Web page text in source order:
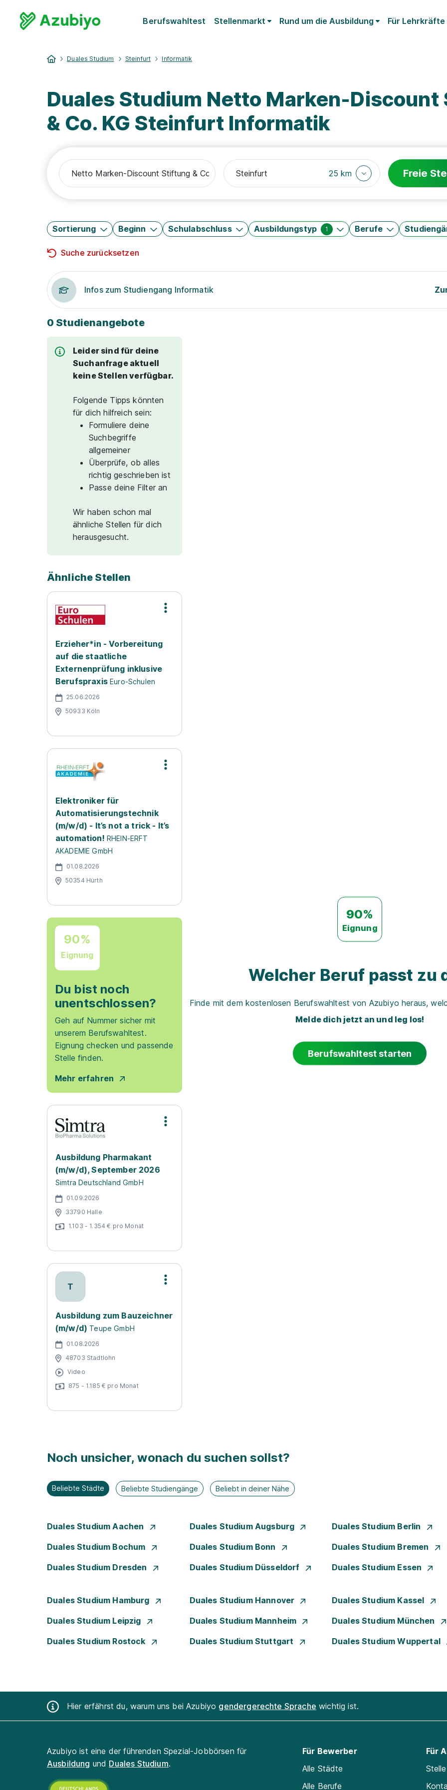
Berufswahltest Stellenmarkt Rund um die Ausbildung Für Lehrkräfte
Duales Studium Steinfurt Informatik
Duales Studium Netto Marken-
& Co. KG Steinfurt Informatik
25 km Freie
Sortierung Beginn Schulabschluss Ausbildungstyp 1 Berufe
Suche zurücksetzen
Infos zum Studiengang Informatik
0 Studienangebote
Leider sind für deine
Suchanfrage aktuell
keine Stellen verfügbar.
Folgende Tipps könnten
für dich hilfreich sein:
Formuliere deine
Suchbegriffe
allgemeiner
Überprüfe, ob alles
richtig geschrieben ist
Passe deine Filter an
Wir haben schon mal
ähnliche Stellen für dich
herausgesucht.
Ähnliche Stellen
Erzieher*in - Vorbereitung
auf die staatliche
Externenprüfung inklusive
Berufspraxis Euro-Schulen
25.06.2026
50933 Köln
Elektroniker für
Automatisierungstechnik
(m/w/d) - It’s not a trick - It’s
automation! RHEIN-ERFT
AKADEMIE GmbH
01.08.2026
50354 Hürth
90%
Eignung
Du bist noch
unentschlossen?
Geh auf Nummer sicher mit
unserem Berufswahltest.
Eignung checken und passende
Stelle finden.
Mehr erfahren
Ausbildung Pharmakant
(m/w/d), September 2026
Simtra Deutschland GmbH
01.09.2026
33790 Halle
1.103 - 1.354 € pro Monat
T
Ausbildung zum Bauzeichner
(m/w/d) Teupe GmbH
01.08.2026
48703 Stadtlohn
Video
875 - 1.185 € pro Monat
90%
Eignung
Welcher Beruf passt zu
Finde mit dem kostenlosen Berufswahltest von Azubiyo heraus,
Melde dich jetzt an und leg los!
Berufswahltest starten
Noch unsicher, wonach du suchen sollst?
Beliebte Städte Beliebte Studiengänge Beliebt in deiner Nähe
Duales Studium Aachen Duales Studium Augsburg Duales Studium Berlin
Duales Studium Bochum Duales Studium Bonn Duales Studium Bremen
Duales Studium Dresden Duales Studium Düsseldorf Duales Studium Essen
Duales Studium Hamburg Duales Studium Hannover Duales Studium Kassel
Duales Studium Leipzig Duales Studium Mannheim Duales Studium München
Duales Studium Rostock Duales Studium Stuttgart Duales Studium Wuppertal
Hier erfährst du, warum uns bei Azubiyo gendergerechte Sprache wichtig ist.
Azubiyo ist eine der führenden Spezial-Jobbörsen für
Ausbildung und Duales Studium.
Für Bewerber
Alle Städte
Alle Berufe
Für